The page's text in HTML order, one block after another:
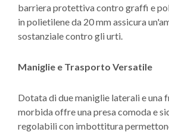
barriera protettiva contro graffi e
in polietilene da 20 mm assicura
sostanziale contro gli urti.
Maniglie e Trasporto Versatile
Dotata di due maniglie laterali e una
morbida offre una presa comoda e
regolabili con imbottitura